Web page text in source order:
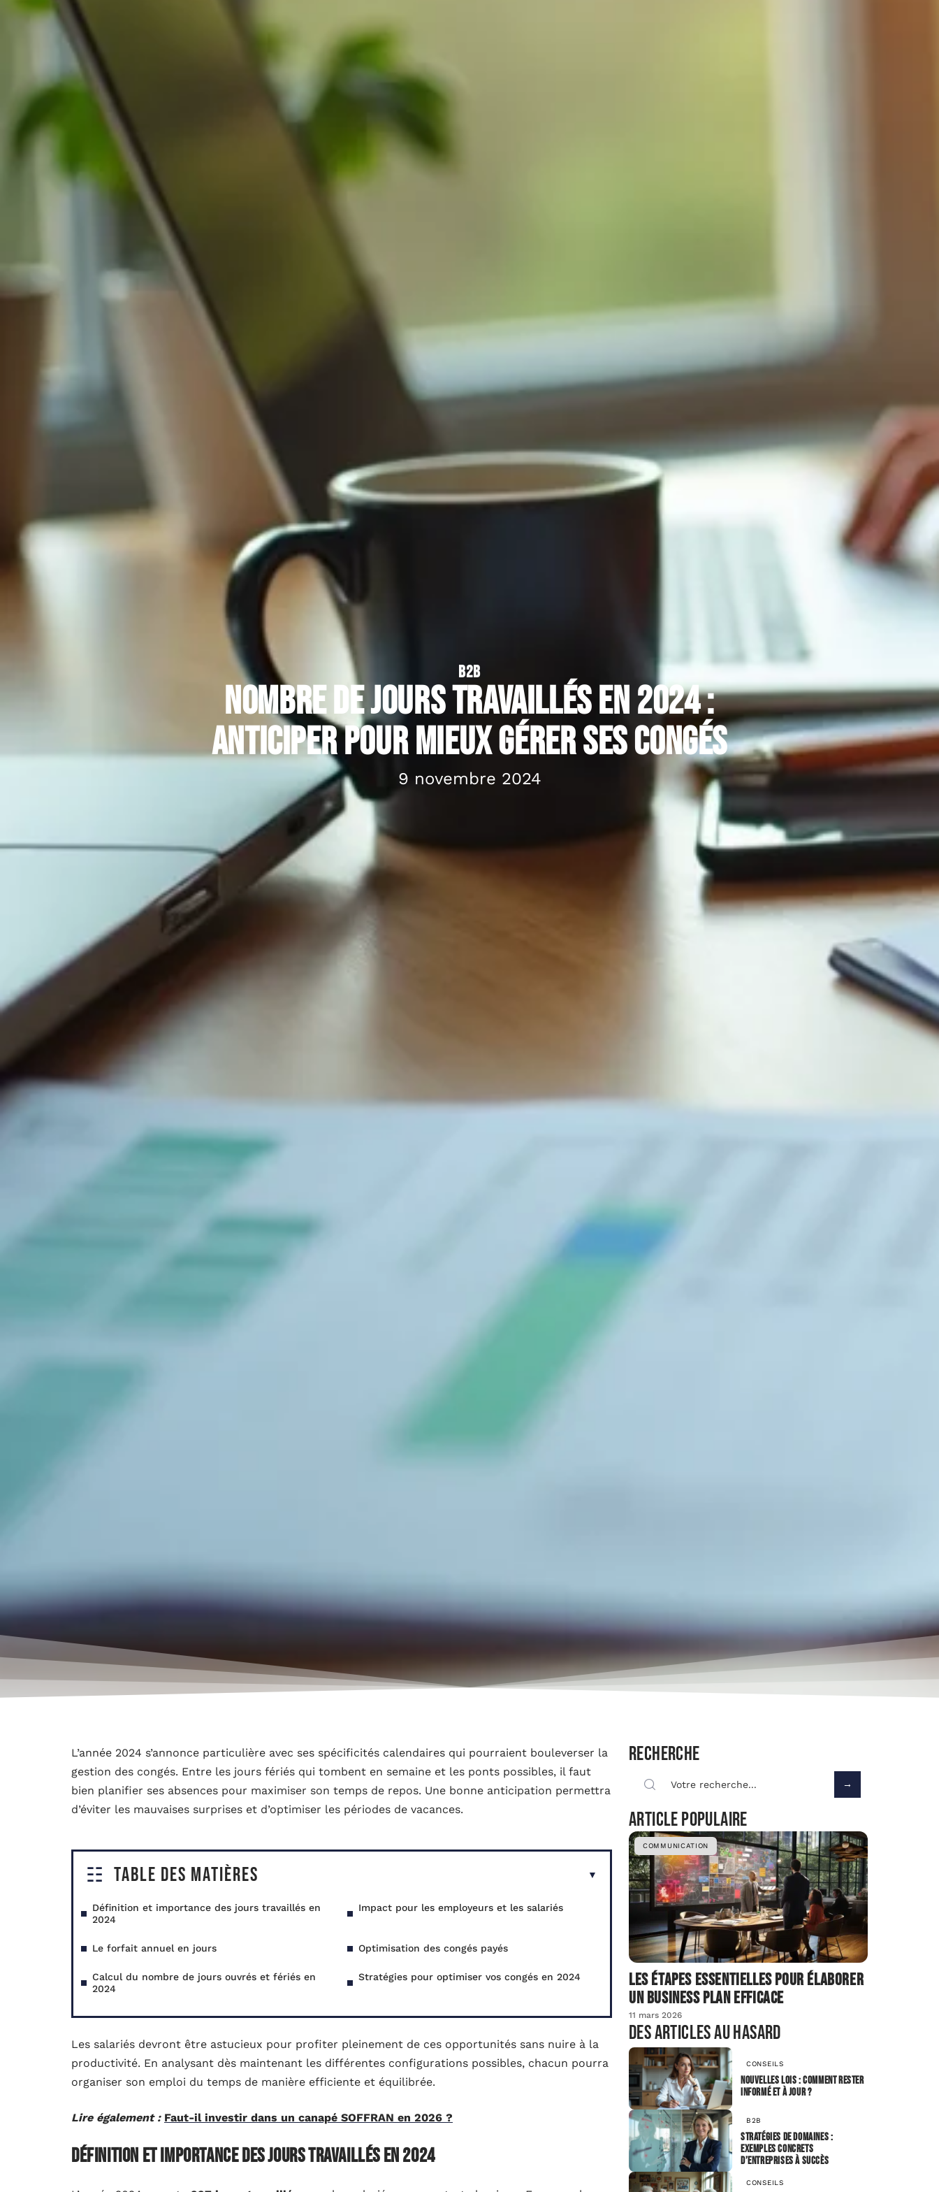
B2B
Nombre de jours travaillés en 2024 :
anticiper pour mieux gérer ses congés
9 novembre 2024
L’année 2024 s’annonce particulière avec ses spécificités calendaires qui pourraient bouleverser la
gestion des congés. Entre les jours fériés qui tombent en semaine et les ponts possibles, il faut
bien planifier ses absences pour maximiser son temps de repos. Une bonne anticipation permettra
d’éviter les mauvaises surprises et d’optimiser les périodes de vacances.
Table des matières
Définition et importance des jours travaillés en
2024
Impact pour les employeurs et les salariés
Le forfait annuel en jours Optimisation des congés payés
Calcul du nombre de jours ouvrés et fériés en
2024
Stratégies pour optimiser vos congés en 2024
Les salariés devront être astucieux pour profiter pleinement de ces opportunités sans nuire à la
productivité. En analysant dès maintenant les différentes configurations possibles, chacun pourra
organiser son emploi du temps de manière efficiente et équilibrée.
Lire également : Faut-il investir dans un canapé SOFFRAN en 2026 ?
Définition et importance des jours travaillés en 2024
Recherche
Article populaire
COMMUNICATION
Les étapes essentielles pour élaborer
un business plan efficace
11 mars 2026
Des articles au hasard
CONSEILS
Nouvelles lois : comment rester
informé et à jour ?
B2B
Stratégies de domaines :
exemples concrets
d’entreprises à succès
CONSEILS